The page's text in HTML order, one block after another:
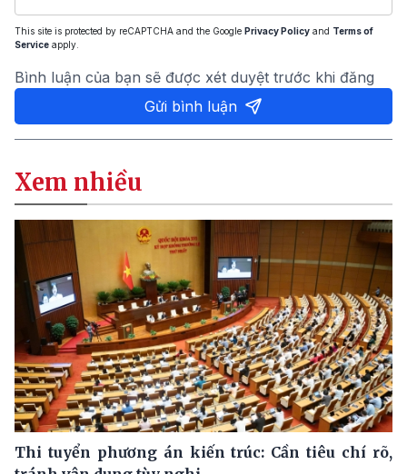
This site is protected by reCAPTCHA and the Google Privacy Policy and Terms of
Service apply.
Bình luận của bạn sẽ được xét duyệt trước khi đăng
Gửi bình luận
Xem nhiều
Thi tuyển phương án kiến trúc: Cần tiêu chí rõ,